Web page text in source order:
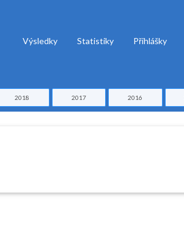
Výsledky Statistiky Přihlášky
2018 2017 2016